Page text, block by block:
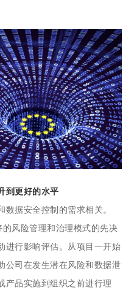
到更好的水平
据安全控制的需求相关。
风险管理和治理模式的先决
进行影响评估。从项目一开始
公司在发生潜在风险和数据泄
产品实施到组织之前进行理